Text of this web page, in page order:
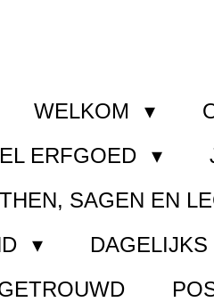
WELKOM
ERFGOED
SAGEN EN
DAGELIJKS